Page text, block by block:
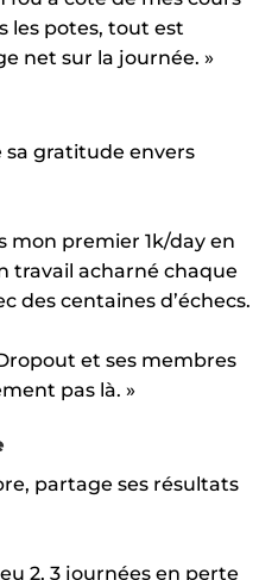
les potes, tout est
net sur la journée. »
sa gratitude envers
mon premier 1k/day en
travail acharné chaque
des centaines d’échecs.
et ses membres
pas là. »
partage ses résultats
2, 3 journées en perte